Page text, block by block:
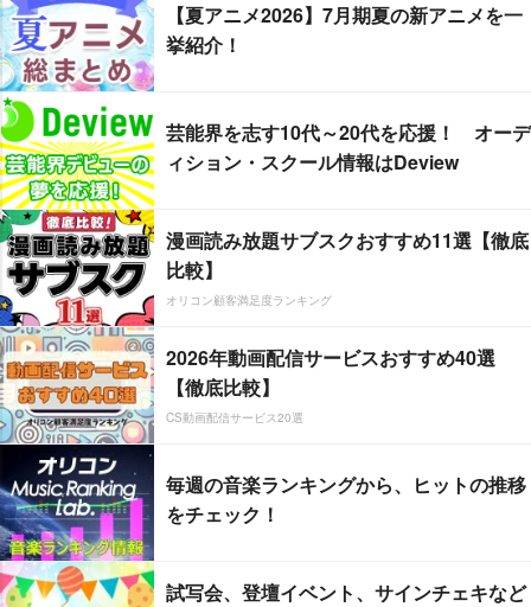
【夏アニメ2026】7月期夏の新アニメを一
挙紹介！
芸能界を志す10代～20代を応援！ オーデ
ィション・スクール情報はDeview
漫画読み放題サブスクおすすめ11選【徹底
比較】
オリコン顧客満足度ランキング
2026年動画配信サービスおすすめ40選
【徹底比較】
CS動画配信サービス20選
毎週の音楽ランキングから、ヒットの推移
をチェック！
試写会、登壇イベント、サインチェキなど